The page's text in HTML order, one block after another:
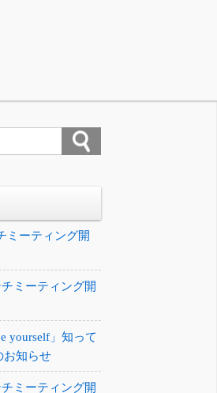
ミーティング開
ミーティング開
yourself」知って
お知らせ
ミーティング開